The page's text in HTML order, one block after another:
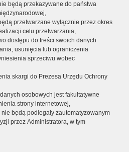
będą przekazywane do państwa
przetwarzane wyłącznie przez okres
celu przetwarzania,
dostępu do treści swoich danych
usunięcia lub ograniczenia
sprzeciwu wobec
skargi do Prezesa Urzędu Ochrony
osobowych jest fakultatywne
strony internetowej,
będą podlegały zautomatyzowanym
przez Administratora, w tym